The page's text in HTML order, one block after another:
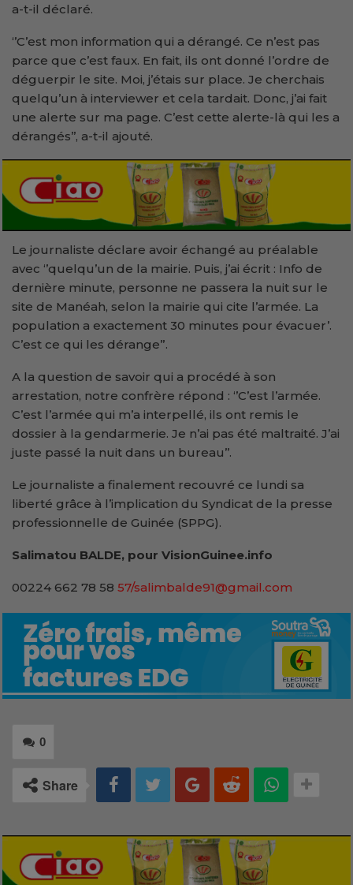
a-t-il déclaré.
‘’C’est mon information qui a dérangé. Ce n’est pas
parce que c’est faux. En fait, ils ont donné l’ordre de
déguerpir le site. Moi, j’étais sur place. Je cherchais
quelqu’un à interviewer et cela tardait. Donc, j’ai fait
une alerte sur ma page. C’est cette alerte-là qui les a
dérangés’’, a-t-il ajouté.
Le journaliste déclare avoir échangé au préalable
avec ‘’quelqu’un de la mairie. Puis, j’ai écrit : Info de
dernière minute, personne ne passera la nuit sur le
site de Manéah, selon la mairie qui cite l’armée. La
population a exactement 30 minutes pour évacuer’.
C’est ce qui les dérange”.
A la question de savoir qui a procédé à son
arrestation, notre confrère répond : ‘’C’est l’armée.
C’est l’armée qui m’a interpellé, ils ont remis le
dossier à la gendarmerie. Je n’ai pas été maltraité. J’ai
juste passé la nuit dans un bureau’’.
Le journaliste a finalement recouvré ce lundi sa
liberté grâce à l’implication du Syndicat de la presse
professionnelle de Guinée (SPPG).
Salimatou BALDE, pour VisionGuinee.info
00224 662 78 58 57/salimbalde91@gmail.com
0
Share